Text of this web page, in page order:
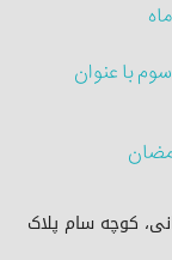
با عنوان
کوچه سام پلاک